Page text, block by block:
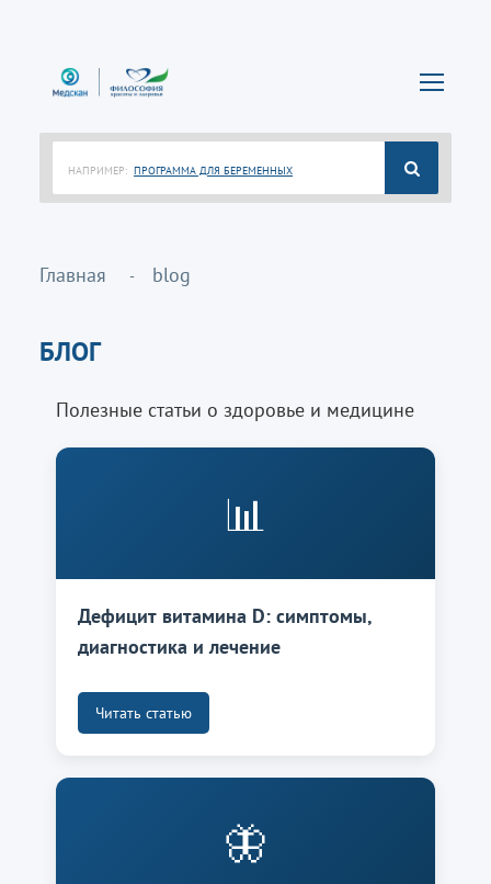
НАПРИМЕР: ПРОГРАММА ДЛЯ БЕРЕМЕННЫХ
Главная blog
БЛОГ
Полезные статьи о здоровье и медицине
📊
Дефицит витамина D: симптомы,
диагностика и лечение
Читать статью
🦋